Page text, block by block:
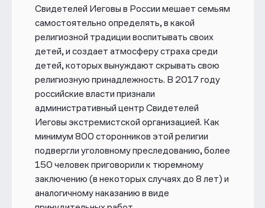
Свидетелей Иеговы в России мешает семьям
самостоятельно определять, в какой
религиозной традиции воспитывать своих
детей, и создает атмосферу страха среди
детей, которых вынуждают скрывать свою
религиозную принадлежность. В 2017 году
российские власти признали
административный центр Свидетелей
Иеговы экстремистской организацией. Как
минимум 800 сторонников этой религии
подвергли уголовному преследованию, более
150 человек приговорили к тюремному
заключению (в некоторых случаях до 8 лет) и
аналогичному наказанию в виде